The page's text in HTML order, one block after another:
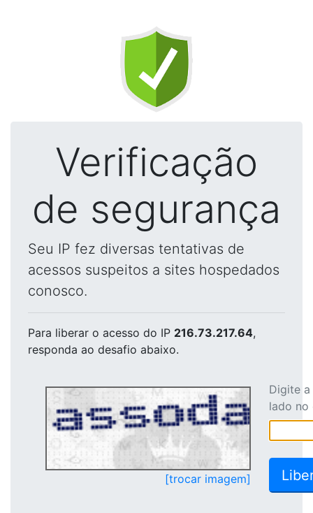
Verificação
de segurança
Seu IP fez diversas tentativas de
acessos suspeitos a sites hospedados
conosco.
Para liberar o acesso do IP 216.73.217.64,
responda ao desafio abaixo.
[trocar imagem]
Digite
lado no